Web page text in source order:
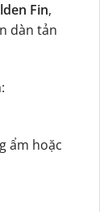
Fin,
dàn tản
ẩm hoặc